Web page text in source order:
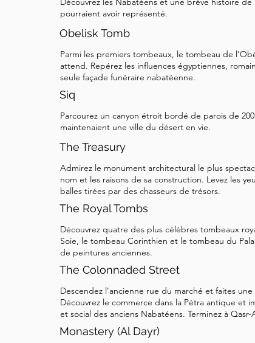
midi, d'un rose pur et doux et au coucher
ajouté des photos à deux moments
que vous puissiez voir la différence en
également capturer une teinte différente
Prenez le temps d'admirer les sculptures
structure. Quand vous êtes prêt, passons à
qu'il y a plusieurs sentiers que vous
de vous emmener vers de nombreux sites
grimper. Je donnerai ensuite un bref
de deux des sentiers les plus célèbres et
procéder. Vous pouvez également vous
vous intéressent dans l'ordre de votre
pour rejoindre la Rue des Façades.
pourraient avoir représenté.
Obelisk Tomb
Parmi les premiers tombeaux, le tombeau de
attend. Repérez les influences égyptiennes,
seule façade funéraire nabatéenne.
Siq
Parcourez un canyon étroit bordé de parois de
maintenaient une ville du désert en vie.
The Treasury
Admirez le monument architectural le plus
nom et les raisons de sa construction. Levez les
balles tirées par des chasseurs de trésors.
The Royal Tombs
Découvrez quatre des plus célèbres tombeaux
Soie, le tombeau Corinthien et le tombeau du
de peintures anciennes.
The Colonnaded Street
Descendez l’ancienne rue du marché et faites
Découvrez le commerce dans la Pétra antique et
et social des anciens Nabatéens. Terminez à Qasr-
Monastery (Al Dayr)